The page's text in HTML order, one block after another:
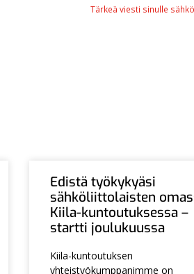
Tärkeä viesti sinulle
Edistä työkykyäsi
sähköliittolaisten
Kiila-kuntoutuksessa –
startti joulukuussa
Kiila-kuntoutuksen
yhteistyökumppanimme on